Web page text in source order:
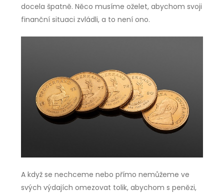
docela špatně. Něco musíme oželet, abychom svoji
finanční situaci zvládli, a to není ono.
A když se nechceme nebo přímo nemůžeme ve
svých výdajích omezovat tolik, abychom s penězi,